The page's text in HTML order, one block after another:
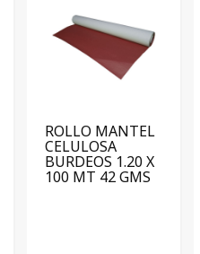
ROLLO MANTEL
CELULOSA
BURDEOS 1.20 X
100 MT 42 GMS